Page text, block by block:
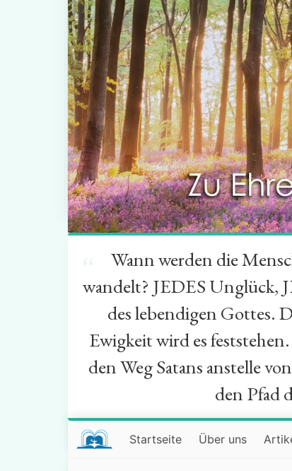
Wann werden die
wandelt? JEDES Unglück,
des lebendigen Gottes.
Ewigkeit wird es
den Weg Satans anstelle
den Pfad
Startseite Über uns